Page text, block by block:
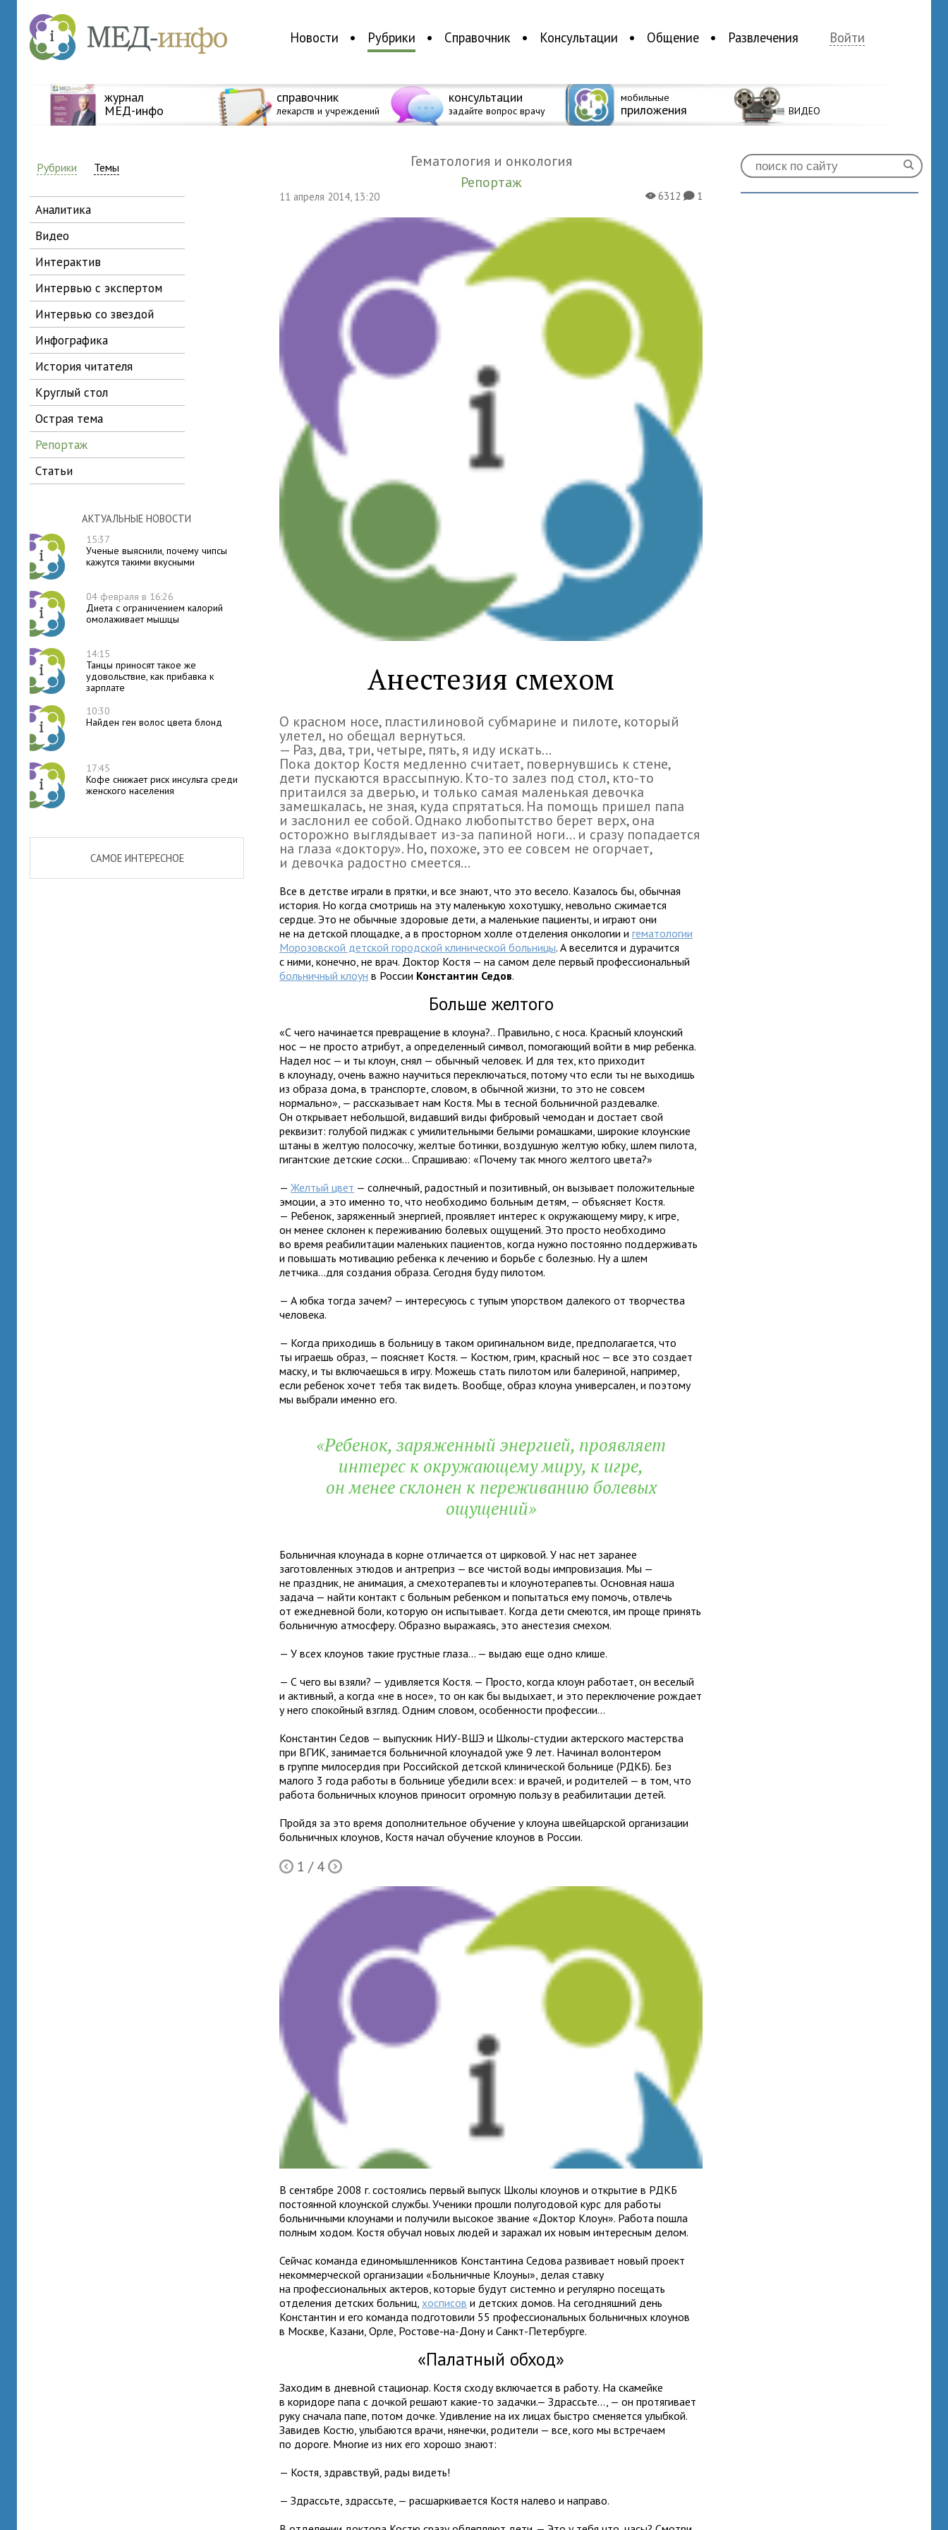
Новости Рубрики Справочник Консультации Общение Развлечения Войти
журнал
МЕД-инфо
справочник
лекарств и учреждений
консультации
задайте вопрос врачу
мобильные
приложения ВИДЕО
Рубрики Темы
аналитика
видео
интерактив
интервью с экспертом
интервью со звездой
инфографика
история читателя
круглый стол
острая тема
репортаж
статьи
АКТУАЛЬНЫЕ НОВОСТИ
15:37
Ученые выяснили, почему чипсы
кажутся такими вкусными
04 февраля в 16:26
Диета с ограничением калорий
омолаживает мышцы
14:15
Танцы приносят такое же
удовольствие, как прибавка к
зарплате
10:30
Найден ген волос цвета блонд
17:45
Кофе снижает риск инсульта среди
женского населения
САМОЕ ИНТЕРЕСНОЕ
Гематология и онкология
Репортаж
11 апреля 2014, 13:20 X6312K1
Анестезия смехом
О красном носе, пластилиновой субмарине и пилоте, который
улетел, но обещал вернуться.
— Раз, два, три, четыре, пять, я иду искать...
Пока доктор Костя медленно считает, повернувшись к стене,
дети пускаются врассыпную. Кто-то залез под стол, кто-то
притаился за дверью, и только самая маленькая девочка
замешкалась, не зная, куда спрятаться. На помощь пришел папа
и заслонил ее собой. Однако любопытство берет верх, она
осторожно выглядывает из-за папиной ноги... и сразу попадается
на глаза «доктору». Но, похоже, это ее совсем не огорчает,
и девочка радостно смеется...
Все в детстве играли в прятки, и все знают, что это весело. Казалось бы, обычная
история. Но когда смотришь на эту маленькую хохотушку, невольно сжимается
сердце. Это не обычные здоровые дети, а маленькие пациенты, и играют они
не на детской площадке, а в просторном холле отделения онкологии игематологии
Морозовской детской городской клинической больницы. А веселится и дурачится
с ними, конечно, не врач. Доктор Костя — на самом деле первый профессиональный
больничный клоун в России Константин Седов.
Больше желтого
«С чего начинается превращение в клоуна?.. Правильно, с носа. Красный клоунский
нос — не просто атрибут, а определенный символ, помогающий войти в мир ребенка.
Надел нос — и ты клоун, снял — обычный человек. И для тех, кто приходит
в клоунаду, очень важно научиться переключаться, потому что если ты не выходишь
из образа дома, в транспорте, словом, в обычной жизни, то это не совсем
нормально», — рассказывает нам Костя. Мы в тесной больничной раздевалке.
Он открывает небольшой, видавший виды фибровый чемодан и достает свой
реквизит: голубой пиджак с умилительными белыми ромашками, широкие клоунские
штаны в желтую полосочку, желтые ботинки, воздушную желтую юбку, шлем пилота,
гигантские детские соски... Спрашиваю: «Почему так много желтого цвета?»
—Желтый цвет — солнечный, радостный и позитивный, он вызывает положительные
эмоции, а это именно то, что необходимо больным детям, — объясняет Костя.
— Ребенок, заряженный энергией, проявляет интерес к окружающему миру, к игре,
он менее склонен к переживанию болевых ощущений. Это просто необходимо
во время реабилитации маленьких пациентов, когда нужно постоянно поддерживать
и повышать мотивацию ребенка к лечению и борьбе с болезнью. Ну а шлем
летчика...для создания образа. Сегодня буду пилотом.
— А юбка тогда зачем? — интересуюсь с тупым упорством далекого от творчества
человека.
— Когда приходишь в больницу в таком оригинальном виде, предполагается, что
ты играешь образ, — поясняет Костя. — Костюм, грим, красный нос — все это создает
маску, и ты включаешься в игру. Можешь стать пилотом или балериной, например,
если ребенок хочет тебя так видеть. Вообще, образ клоуна универсален, и поэтому
мы выбрали именно его.
«Ребенок, заряженный энергией, проявляет
интерес к окружающему миру, к игре,
он менее склонен к переживанию болевых
ощущений»
Больничная клоунада в корне отличается от цирковой. У нас нет заранее
заготовленных этюдов и антреприз — все чистой воды импровизация. Мы —
не праздник, не анимация, а смехотерапевты и клоунотерапевты. Основная наша
задача — найти контакт с больным ребенком и попытаться ему помочь, отвлечь
от ежедневной боли, которую он испытывает. Когда дети смеются, им проще принять
больничную атмосферу. Образно выражаясь, это анестезия смехом.
— У всех клоунов такие грустные глаза... — выдаю еще одно клише.
— С чего вы взяли? — удивляется Костя. — Просто, когда клоун работает, он веселый
и активный, а когда «не в носе», то он как бы выдыхает, и это переключение рождает
у него спокойный взгляд. Одним словом, особенности профессии...
Константин Седов — выпускник НИУ-ВШЭ и Школы-студии актерского мастерства
при ВГИК, занимается больничной клоунадой уже 9 лет. Начинал волонтером
в группе милосердия при Российской детской клинической больнице (РДКБ). Без
малого 3 года работы в больнице убедили всех: и врачей, и родителей — в том, что
работа больничных клоунов приносит огромную пользу в реабилитации детей.
Пройдя за это время дополнительное обучение у клоуна швейцарской организации
больничных клоунов, Костя начал обучение клоунов в России.
Ò 1 / 4Õ
В сентябре 2008 г. состоялись первый выпуск Школы клоунов и открытие в РДКБ
постоянной клоунской службы. Ученики прошли полугодовой курс для работы
больничными клоунами и получили высокое звание «Доктор Клоун». Работа пошла
полным ходом. Костя обучал новых людей и заражал их новым интересным делом.
Сейчас команда единомышленников Константина Седова развивает новый проект
некоммерческой организации «Больничные Клоуны», делая ставку
на профессиональных актеров, которые будут системно и регулярно посещать
отделения детских больниц,хосписов и детских домов. На сегодняшний день
Константин и его команда подготовили 55 профессиональных больничных клоунов
в Москве, Казани, Орле, Ростове-на-Дону и Санкт-Петербурге.
«Палатный обход»
Заходим в дневной стационар. Костя сходу включается в работу. На скамейке
в коридоре папа с дочкой решают какие-то задачки.— Здрассьте..., — он протягивает
руку сначала папе, потом дочке. Удивление на их лицах быстро сменяется улыбкой.
Завидев Костю, улыбаются врачи, нянечки, родители — все, кого мы встречаем
по дороге. Многие из них его хорошо знают:
— Костя, здравствуй, рады видеть!
— Здрассьте, здрассьте, — расшаркивается Костя налево и направо.